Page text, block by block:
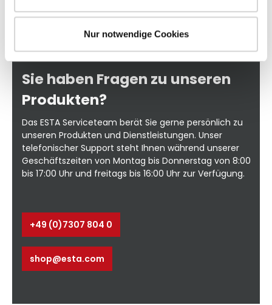
Nur notwendige Cookies
Sie haben Fragen zu unseren
Produkten?
Das ESTA Serviceteam berät Sie gerne persönlich zu
unseren Produkten und Dienstleistungen. Unser
telefonischer Support steht Ihnen während unserer
Geschäftszeiten von Montag bis Donnerstag von 8:00
bis 17:00 Uhr und freitags bis 16:00 Uhr zur Verfügung.
+49 (0)7307 804 0
shop@esta.com